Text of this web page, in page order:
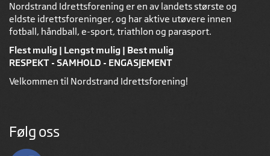
Nordstrand Idrettsforening er en av landets største og
eldste idrettsforeninger, og har aktive utøvere innen
fotball, håndball, e-sport, triathlon og parasport.
Flest mulig | Lengst mulig | Best mulig
RESPEKT - SAMHOLD - ENGASJEMENT
Velkommen til Nordstrand Idrettsforening!
Følg oss